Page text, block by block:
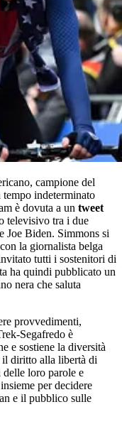
campione del
tempo indeterminato
è dovuta a un tweet
televisivo tra i due
Joe Biden. Simmons si
la giornalista belga
tutti i sostenitori di
ha quindi pubblicato un
nera che saluta
provvedimenti,
Segafredo è
e sostiene la diversità
il diritto alla libertà di
delle loro parole e
per decidere
e il pubblico sulle